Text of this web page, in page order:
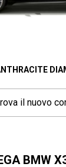
il nuovo
BMW